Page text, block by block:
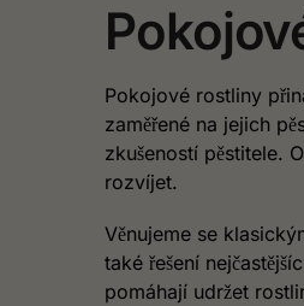
Pokojové rostliny
zaměřené na jejich
zkušeností pěstitele.
rozvíjet.
Věnujeme se
také řešení
pomáhají udržet